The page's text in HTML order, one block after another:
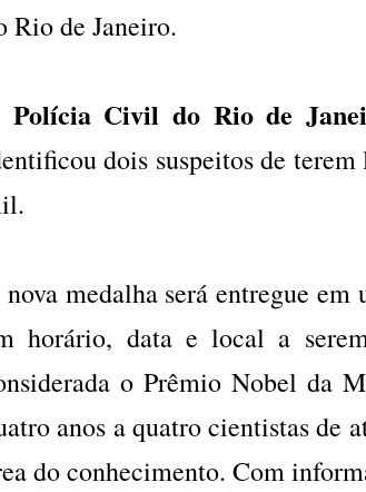
Rio de Janeiro.
Polícia Civil do Rio de
dois suspeitos de
medalha será entregue
horário, data e local a
o Prêmio Nobel da
anos a quatro cientistas de
do conhecimento. Com